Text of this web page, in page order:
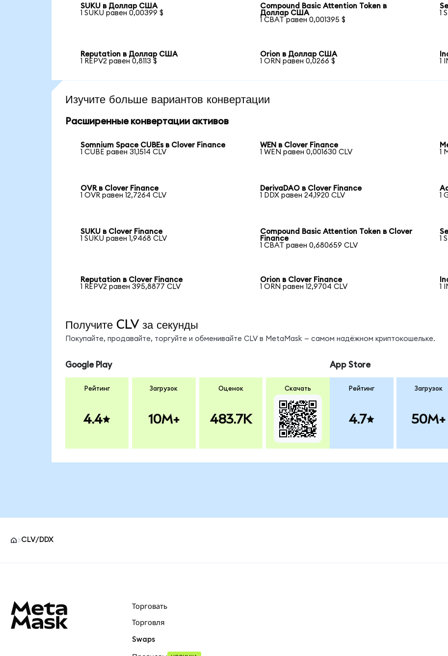
SUKU в Доллар США
1 SUKU равен 0,00399 $
Compound Basic Attention Token в
Доллар США
1 CBAT равен 0,001395 $
1
Reputation в Доллар США
1 REPV2 равен 0,8113 $
Orion в Доллар США
1 ORN равен 0,0266 $
1
Изучите больше вариантов конвертации
Расширенные конвертации активов
Somnium Space CUBEs в Clover Finance
1 CUBE равен 31,1514 CLV
WEN в Clover Finance
1 WEN равен 0,001630 CLV
1
OVR в Clover Finance
1 OVR равен 12,7264 CLV
DerivaDAO в Clover Finance
1 DDX равен 24,1920 CLV
1
SUKU в Clover Finance
1 SUKU равен 1,9468 CLV
Compound Basic Attention Token в Clover
Finance
1 CBAT равен 0,680659 CLV
1
Reputation в Clover Finance
1 REPV2 равен 395,8877 CLV
Orion в Clover Finance
1 ORN равен 12,9704 CLV
1
Получите CLV за секунды
Покупайте, продавайте, торгуйте и обменивайте CLV в MetaMask — самом надёжном криптокошельке.
Google Play
Рейтинг
4.4
Загрузок
10M+
Оценок
483.7K
Скачать
App Store
Рейтинг
4.7
Загрузок
50M+
CLV/DDX
Торговать
Торговля
Swaps